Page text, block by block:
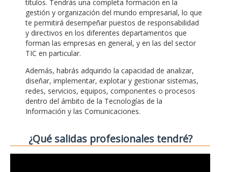
títulos. Tendrás una completa formación en la
gestión y organización del mundo empresarial, lo que
te permitirá desempeñar puestos de responsabilidad
y directivos en los diferentes departamentos que
forman las empresas en general, y en las del sector
TIC en particular.
Además, habrás adquirido la capacidad de analizar,
diseñar, implementar, explotar y gestionar sistemas,
redes, servicios, equipos, componentes o procesos
dentro del ámbito de la Tecnologías de la
Información y las Comunicaciones.
¿Qué salidas profesionales tendré?